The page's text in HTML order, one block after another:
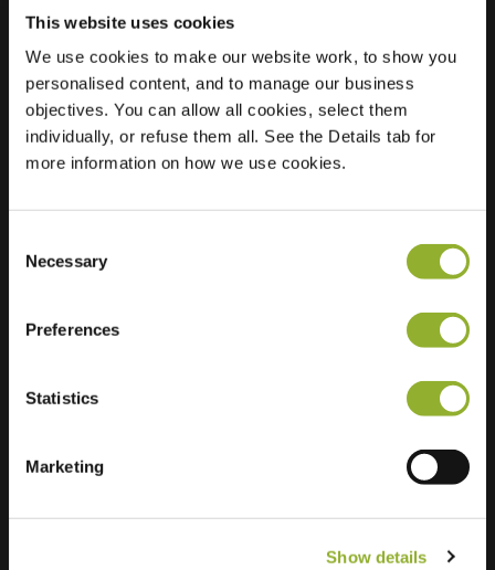
This website uses cookies
We use cookies to make our website work, to show you
personalised content, and to manage our business
objectives. You can allow all cookies, select them
individually, or refuse them all. See the Details tab for
more information on how we use cookies.
Selection
Necessary
Preferences
Statistics
Marketing
Show details
Standort
Burgemeester
Kolfschotenstraat 6
Regular Charging
Zusätzliche Informationen